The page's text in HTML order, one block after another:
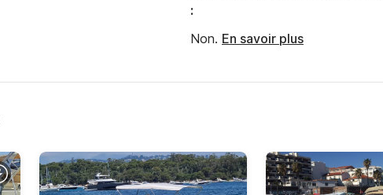
:
Non. En savoir plus